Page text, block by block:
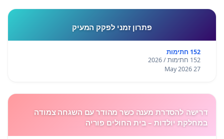
פתרון זמני לפקק המעיק
152 חתימות
152 חתימות / 2026
27 May 2026
דרישה להסדרת מענה כשר מהודר עם השגחה צמודה
במחלקת יולדות – בית החולים פוריה